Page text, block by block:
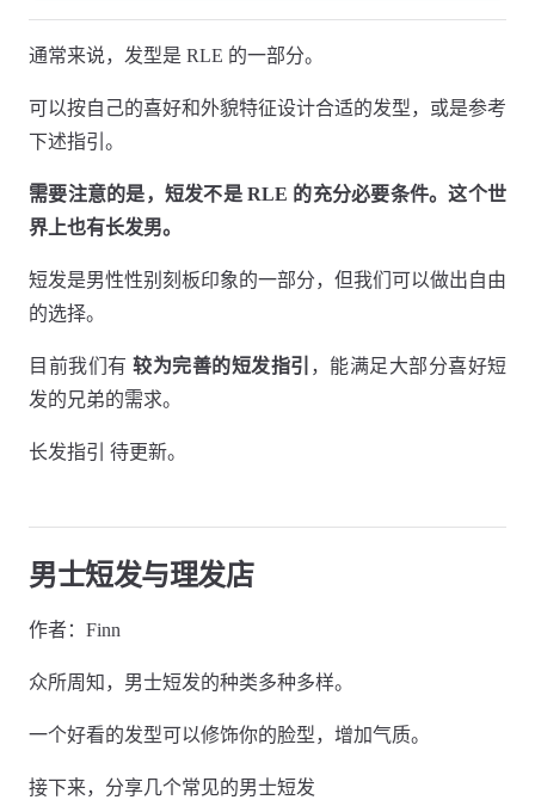
通常来说，发型是 RLE 的一部分。
可以按自己的喜好和外貌特征设计合适的发型，或是参考
下述指引。
需要注意的是，短发不是 RLE 的充分必要条件。这个世
界上也有长发男。
短发是男性性别刻板印象的一部分，但我们可以做出自由
的选择。
目前我们有 较为完善的短发指引 ，能满足大部分喜好短
发的兄弟的需求。
长发指引 待更新。
男士短发与理发店
作者：Finn
众所周知，男士短发的种类多种多样。
一个好看的发型可以修饰你的脸型，增加气质。
接下来，分享几个常见的男士短发